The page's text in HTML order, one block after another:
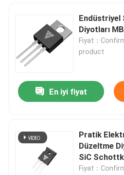
Endüstriyel
Diyotları
Fiyat：
product
En iyi fiyat
Pratik
Düzeltme
SiC
Fiyat：